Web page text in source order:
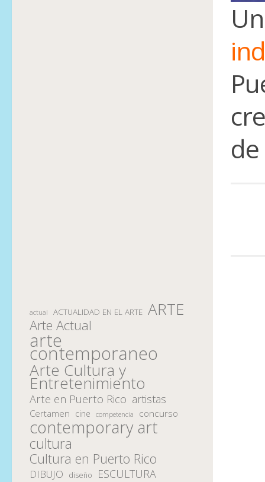
Un
actual ACTUALIDAD EN EL ARTE ARTE
Arte Actual
arte
contemporaneo
Arte Cultura y
Entretenimiento
Arte en Puerto Rico artistas
Certamen cine competencia concurso
contemporary art
cultura
Cultura en Puerto Rico
DIBUJO diseño ESCULTURA